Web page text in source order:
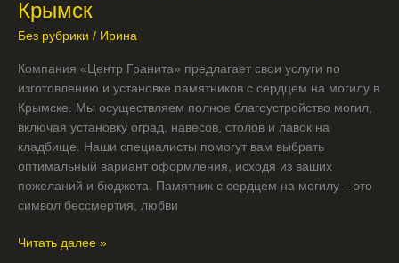
Крымск
Без рубрики / Ирина
Компания «Центр Гранита» предлагает свои услуги по
изготовлению и установке памятников с сердцем на могилу в
Крымске. Мы осуществляем полное благоустройство могил,
включая установку оград, навесов, столов и лавок на
кладбище. Наши специалисты помогут вам выбрать
оптимальный вариант оформления, исходя из ваших
пожеланий и бюджета. Памятник с сердцем на могилу – это
символ бессмертия, любви
могилу
Крымск
Читать далее »